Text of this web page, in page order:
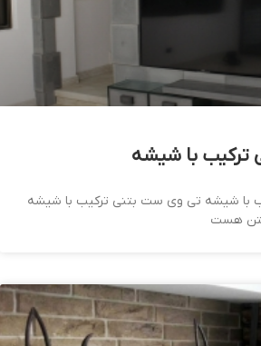
با شیشه
با شیشه تی وی ست بتنی ترکیب با شیشه
بتن هست